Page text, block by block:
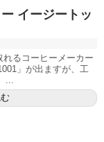
イージートッ
れるコーヒーメーカー
」が出ますが、工